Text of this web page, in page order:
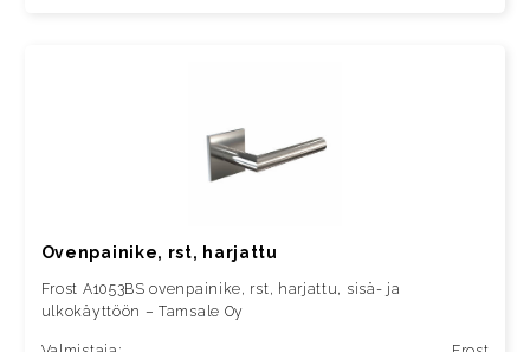
Ovenpainike, rst, harjattu
Frost A1053BS ovenpainike, rst, harjattu, sisä- ja
ulkokäyttöön – Tamsale Oy